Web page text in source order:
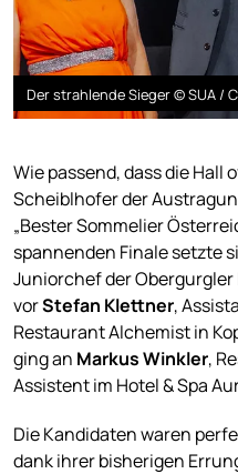
Der strahlende Sieger © SUA /
Wie passend, dass die Hall
Scheiblhofer der
„Bester Sommelier
spannenden Finale setzte
Juniorchef der
vorStefan Klettner,
Restaurant Alchemist in
ging an Markus Winkler,
Assistent im Hotel & Spa
Die Kandidaten waren
dank ihrer bisherigen